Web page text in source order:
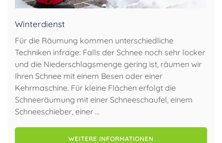
Winterdienst
Für die Räumung kommen unterschiedliche
Techniken infrage: Falls der Schnee noch sehr locker
und die Niederschlagsmenge gering ist, räumen wir
Ihren Schnee mit einem Besen oder einer
Kehrmaschine. Für kleine Flächen erfolgt die
Schneeräumung mit einer Schneeschaufel, einem
Schneeschieber, einer …
WEITERE INFORMATIONEN